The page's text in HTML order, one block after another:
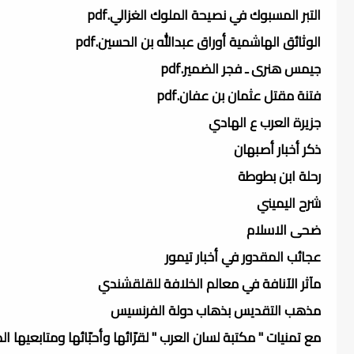
التبر المسبوك في نصيحة الملوك الغزالي.pdf
الوثائق الهاشمية أوراق عبدالله بن الحسين.pdf
جيمس هنرى ـ فجر الضمير.pdf
فتنة مقتل عثمان بن عفان.pdf
جزيرة العرب ع الهادي
ذكر أخبار أصبهان
رحلة ابن بطوطة
شرح اليميني
ضحى الاسلام
عجائب المقدور في أخبار تيمور
مآثر الآنافة في معالم الخلافة للقلقشندي
مذهب التقديس بذهاب دولة الفرنسيس
مع تمنيات " مكتبة لسان العرب " لقرّائها وأحبّائها ومتابعيها